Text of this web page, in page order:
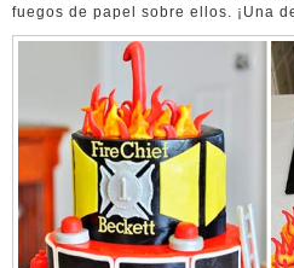
fuegos de papel sobre ellos. ¡Una